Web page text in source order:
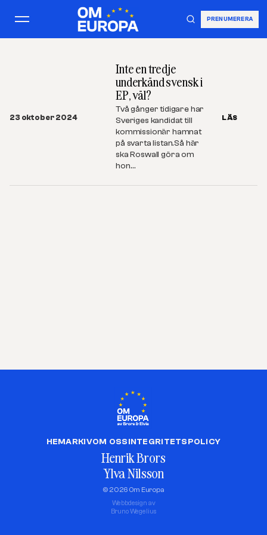
PRENUMERERA
23 oktober 2024
Inte en tredje
underkänd svensk i
EP, väl?
Två gånger tidigare har
Sveriges kandidat till
kommissionär hamnat
på svarta listan.Så här
ska Roswall göra om
hon…
LÄS
HEMARKIVOM OSSINTEGRITETSPOLICY
Henrik Brors
Ylva Nilsson
© 2026 Om Europa
Webbdesign av
Bruno Wegelius